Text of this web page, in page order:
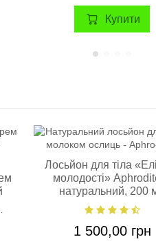
Купити
Лосьйон для тіла
молодості»
натуральний, 200
1 500,00 грн